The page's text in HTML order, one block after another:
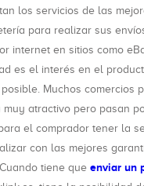
los servicios de las
para realizar sus
internet en sitios como
es el interés en el
Muchos comercios
muy atractivo pero pasan
el comprador tener la
con las mejores
tiene que enviar un